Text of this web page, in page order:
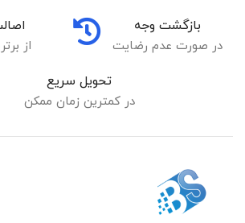
بازگشت وجه
در صورت عدم رضایت از
تحویل سریع
در کمترین زمان ممکن